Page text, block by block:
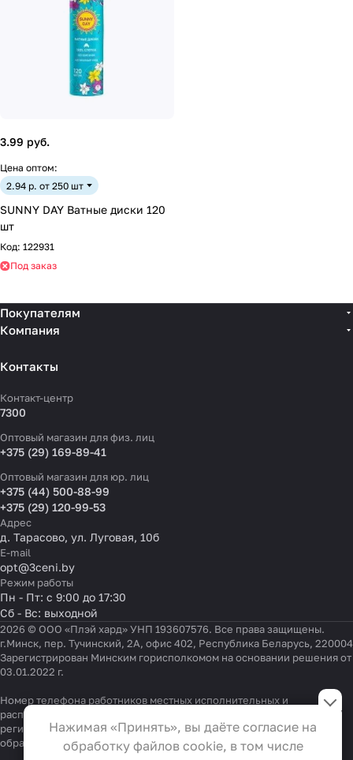
3.99 руб.
Цена оптом:
2.94 р. от 250 шт
SUNNY DAY Ватные диски 120
шт
Код: 122931
Под заказ
Покупателям
Компания
Контакты
Контакт-центр
7300
Оптовый магазин для физ. лиц
+375 (29) 169-89-41
Оптовый магазин для юр. лиц
+375 (44) 500-88-99
+375 (29) 120-99-53
Адрес
д. Тарасово, ул. Луговая, 10б
E-mail
opt@3ceni.by
Режим работы
Пн - Пт: с 9:00 до 17:30
Сб - Вс: выходной
2026 © ООО «Плэй хард» УНП 193607576. Все права защищены.
г.Минск, пер. Тучинский, 2А, офис 402, Республика Беларусь, 220004
Зарегистрирован Минским горисполкомом на основании решения от
03.01.2022 г.
Номер телефона работников местных исполнительных и
распорядительных органов по месту государственной
регистрации ООО «Плэй хард», уполномоченных рассматривать
обращения покупателей: +375 17 323-41-58, +375 17 370-30-64
Функциональные
Эти файлы необходимы для
функционирования сайта и не
Нажимая «Принять», вы даёте согласие на
обработку файлов cookie, в том числе